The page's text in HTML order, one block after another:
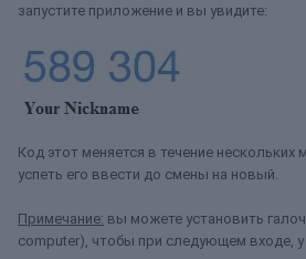
запустите приложение и вы увидите:
Код этот меняется в течение нескольких
успеть его ввести до смены на новый.
Примечание: вы можете установить
computer), чтобы при следующем входе,